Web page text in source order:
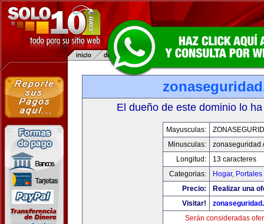
El dueño de este dominio lo
Mayusculas:
Minusculas:
Longitud:
13 caracteres
Categorias:
Hogar, Portales
Precio:
Realizar una
Visitar!
Serán consideradas